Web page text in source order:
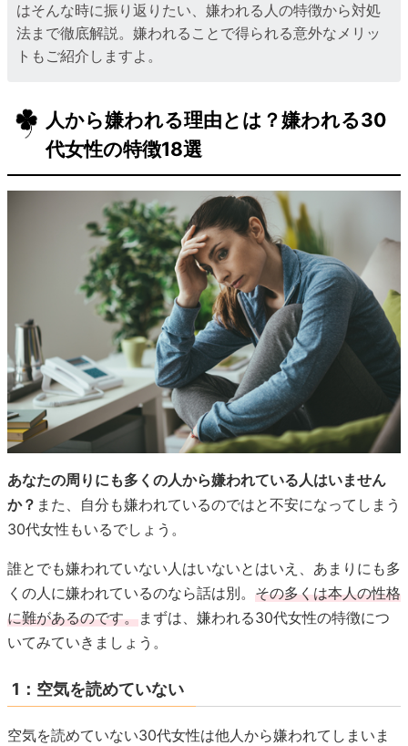
はそんな時に振り返りたい、嫌われる人の特徴から対処
法まで徹底解説。嫌われることで得られる意外なメリッ
トもご紹介しますよ。
人から嫌われる理由とは？嫌われる30
代女性の特徴18選
あなたの周りにも多くの人から嫌われている人はいません
か？ また、自分も嫌われているのではと不安になってしまう
30代女性もいるでしょう。
誰とでも嫌われていない人はいないとはいえ、あまりにも多
くの人に嫌われているのなら話は別。 その多くは本人の性格
に難があるのです。まずは、嫌われる30代女性の特徴につ
いてみていきましょう。
1：空気を読めていない
空気を読めていない30代女性は他人から嫌われてしまいま